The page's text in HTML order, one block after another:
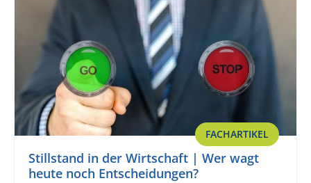
FACHARTIKEL
Stillstand in der Wirtschaft | Wer wagt
heute noch Entscheidungen?